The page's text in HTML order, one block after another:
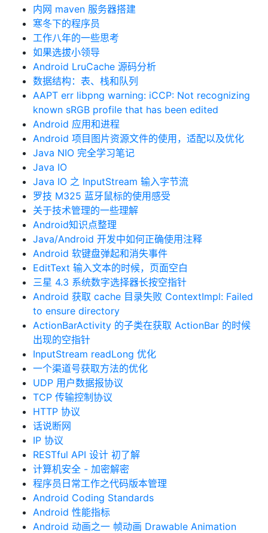
内网 maven 服务器搭建
寒冬下的程序员
工作八年的一些思考
如果选拔小领导
Android LruCache 源码分析
数据结构：表、栈和队列
AAPT err libpng warning: iCCP: Not recognizing
known sRGB profile that has been edited
Android 应用和进程
Android 项目图片资源文件的使用，适配以及优化
Java NIO 完全学习笔记
Java IO
Java IO 之 InputStream 输入字节流
罗技 M325 蓝牙鼠标的使用感受
关于技术管理的一些理解
Android知识点整理
Java/Android 开发中如何正确使用注释
Android 软键盘弹起和消失事件
EditText 输入文本的时候，页面空白
三星 4.3 系统数字选择器长按空指针
Android 获取 cache 目录失败 ContextImpl: Failed
to ensure directory
ActionBarActivity 的子类在获取 ActionBar 的时候
出现的空指针
InputStream readLong 优化
一个渠道号获取方法的优化
UDP 用户数据报协议
TCP 传输控制协议
HTTP 协议
话说断网
IP 协议
RESTful API 设计 初了解
计算机安全 - 加密解密
程序员日常工作之代码版本管理
Android Coding Standards
Android 性能指标
Android 动画之一 帧动画 Drawable Animation